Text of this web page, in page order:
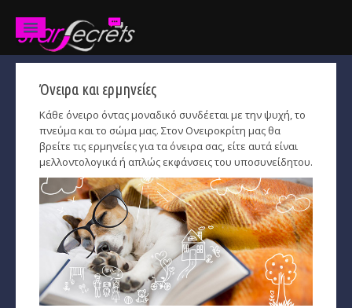
Χαρακτηριστικά
Όνειρα και ερμηνείες
Κάθε όνειρο όντας μοναδικό συνδέεται με την ψυχή, το
πνεύμα και το σώμα μας. Στον Ονειροκρίτη μας θα
βρείτε τις ερμηνείες για τα όνειρα σας, είτε αυτά είναι
μελλοντολογικά ή απλώς εκφάνσεις του υποσυνείδητου.